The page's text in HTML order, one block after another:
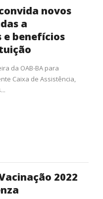
novos
a
e benefícios
da OAB-BA para
Caixa de Assistência,
2022